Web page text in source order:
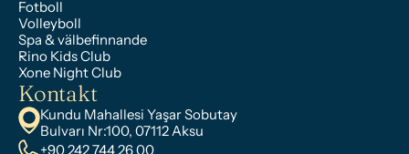
Fotboll
Volleyboll
Spa & välbefinnande
Rino Kids Club
Xone Night Club
Kontakt
Kundu Mahallesi Yaşar Sobutay
Bulvarı Nr:100, 07112 Aksu
+90 242 744 26 00